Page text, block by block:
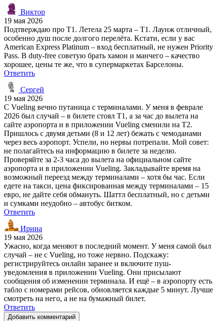
Виктор
19 мая 2026
Подтверждаю про T1. Летела 25 марта – T1. Лаунж отличный,
особенно душ после долгого перелёта. Кстати, если у вас
American Express Platinum – вход бесплатный, не нужен Priority
Pass. В duty-free советую брать хамон и манчего – качество
хорошее, цены те же, что в супермаркетах Барселоны.
Ответить
Сергей
19 мая 2026
С Vueling вечно путаница с терминалами. У меня в феврале
2026 был случай – в билете стоял T1, а за час до вылета на
сайте аэропорта и в приложении Vueling сменили на T2.
Пришлось с двумя детьми (8 и 12 лет) бежать с чемоданами
через весь аэропорт. Успели, но нервы потрепали. Мой совет:
не полагайтесь на информацию в билете за неделю.
Проверяйте за 2-3 часа до вылета на официальном сайте
аэропорта и в приложении Vueling. Закладывайте время на
возможный переезд между терминалами – хотя бы час. Если
едете на такси, цена фиксированная между терминалами – 15
евро, не дайте себя обмануть. Шаттл бесплатный, но с детьми
и сумками неудобно – автобус битком.
Ответить
Ирина
19 мая 2026
Ужасно, когда меняют в последний момент. У меня самой был
случай – не с Vueling, но тоже нервно. Подскажу:
регистрируйтесь онлайн заранее и включите пуш-
уведомления в приложении Vueling. Они присылают
сообщения об изменении терминала. И ещё – в аэропорту есть
табло с номерами рейсов, обновляется каждые 5 минут. Лучше
смотреть на него, а не на бумажный билет.
Ответить
Добавить комментарий